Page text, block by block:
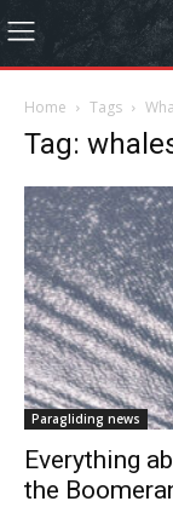
Home Tags
Tag:
Paragliding news
Everything
the